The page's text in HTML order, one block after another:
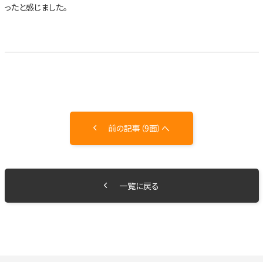
ったと感じました。
前の記事（9面）へ
一覧に戻る